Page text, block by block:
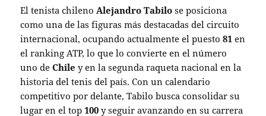
El tenista chileno Alejandro Tabilo se posiciona
como una de las figuras más destacadas del circuito
internacional, ocupando actualmente el puesto81 en
el ranking ATP, lo que lo convierte en el número
uno deChile y en la segunda raqueta nacional en la
historia del tenis del país. Con un calendario
competitivo por delante, Tabilo busca consolidar su
lugar en el top100 y seguir avanzando en su carrera